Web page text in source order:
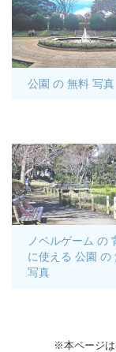
公園 の 無料 写真
ノベルゲーム の
に使える 公園 の
写真
※本ページは